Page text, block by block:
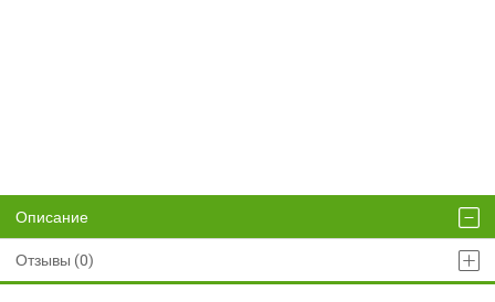
Описание
Отзывы (0)